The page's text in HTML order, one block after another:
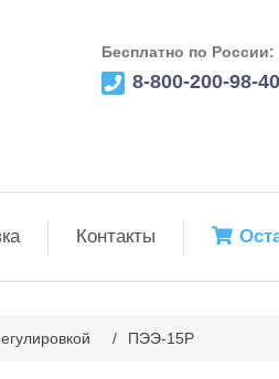
Бесплатно по России:
8-800-200-98-40
Контакты
/ ПЭЭ-15Р